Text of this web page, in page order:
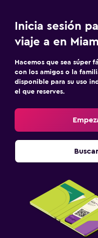
Inicia sesión
viaje a en
Hacemos que sea súper
con los amigos o la
disponible para su uso
el que reserves.